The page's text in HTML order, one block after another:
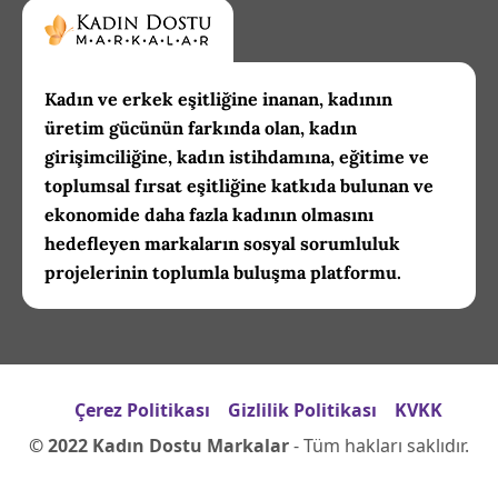
Kadın ve erkek eşitliğine inanan, kadının
üretim gücünün farkında olan, kadın
girişimciliğine, kadın istihdamına, eğitime ve
toplumsal fırsat eşitliğine katkıda bulunan ve
ekonomide daha fazla kadının olmasını
hedefleyen markaların sosyal sorumluluk
projelerinin toplumla buluşma platformu.
Çerez Politikası Gizlilik Politikası
KVKK
© 2022 Kadın Dostu Markalar- Tüm hakları saklıdır.